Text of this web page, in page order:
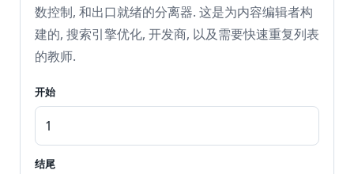
数控制, 和出口就绪的分离器. 这是为内容编辑者构
建的, 搜索引擎优化, 开发商, 以及需要快速重复列表
的教师.
开始
结尾